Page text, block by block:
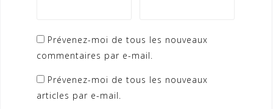
Prévenez-moi de tous les nouveaux
commentaires par e-mail.
Prévenez-moi de tous les nouveaux
articles par e-mail.